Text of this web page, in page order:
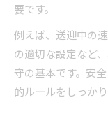
要です。
例えば、送迎中の
の適切な設定など
守の基本です。安
的ルールをしっか